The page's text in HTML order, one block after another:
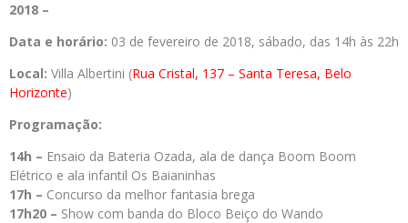
2018 –
Data e horário: 03 de fevereiro de 2018, sábado, das 14h às 22h
Local: Villa Albertini (Rua Cristal, 137 – Santa Teresa, Belo
Horizonte)
Programação:
14h – Ensaio da Bateria Ozada, ala de dança Boom Boom
Elétrico e ala infantil Os Baianinhas
17h – Concurso da melhor fantasia brega
17h20 – Show com banda do Bloco Beiço do Wando